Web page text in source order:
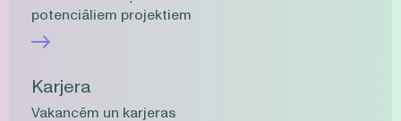
potenciāliem projektiem
Karjera
Vakancēm un karjeras